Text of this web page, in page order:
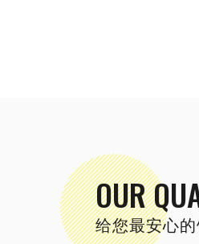
OUR
给您最安心